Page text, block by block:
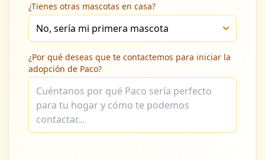
¿Tienes otras mascotas en casa?
¿Por qué deseas que te contactemos para iniciar la
adopción de Paco?